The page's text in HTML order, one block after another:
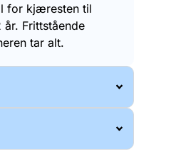
for kjæresten til
år. Frittstående
tar alt.